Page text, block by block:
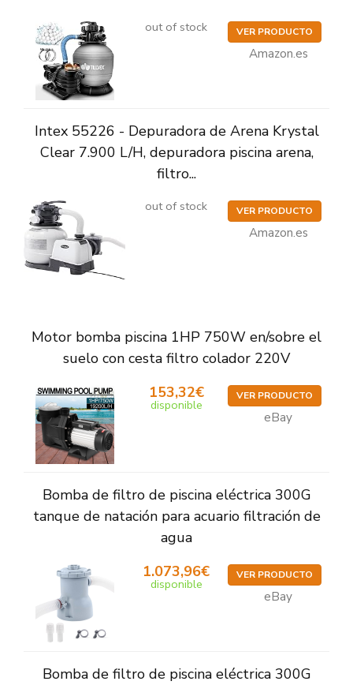
out of stock VER PRODUCTO
Amazon.es
Intex 55226 - Depuradora de Arena Krystal
Clear 7.900 L/H, depuradora piscina arena,
filtro...
out of stock VER PRODUCTO
Amazon.es
Motor bomba piscina 1HP 750W en/sobre el
suelo con cesta filtro colador 220V
153,32€
disponible
VER PRODUCTO
eBay
Bomba de filtro de piscina eléctrica 300G
tanque de natación para acuario filtración de
agua
1.073,96€
disponible
VER PRODUCTO
eBay
Bomba de filtro de piscina eléctrica 300G